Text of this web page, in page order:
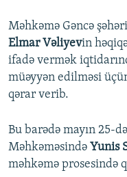
BIZIMLƏ ƏLAQƏ
XƏBƏR BÜLLETENLƏRIMIZ
Məhkəmə Gəncə
Elmar Vəliyevin
ifadə vermək
müəyyən edilməsi
qərar verib.
Bu barədə mayın 25-
Məhkəməsində Yunis
məhkəmə prosesində